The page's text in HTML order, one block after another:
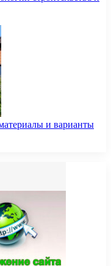
и варианты